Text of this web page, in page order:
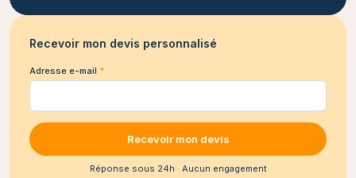
Recevoir mon devis personnalisé
Adresse e-mail *
Recevoir mon devis
Réponse sous 24h · Aucun engagement